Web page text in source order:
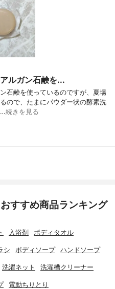
ルガン石鹸を...
石鹸を使っているのですが、夏場
ので、たまにパウダー状の酵素洗
…続きを見る
すすめ商品ランキング
入浴剤 ボディタオル
シ ボディソープ ハンドソープ
洗濯ネット 洗濯槽クリーナー
電動ちりとり